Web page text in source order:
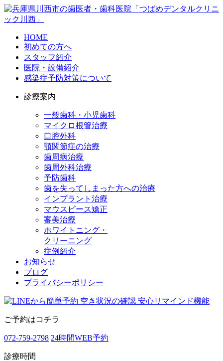
HOME
初めての方へ
スタッフ紹介
医院・設備紹介
感染症予防対策について
診療案内
一般歯科・小児歯科
マイクロ根管治療
口腔外科
顎関節症の治療
歯周病治療
歯周外科治療
予防歯科
歯を失ってしまった方への治療
インプラント治療
マウスピース矯正
審美治療
ホワイトニング・
クリーニング
症例紹介
お知らせ
ブログ
プライバシーポリシー
ご予約はコチラ
072-759-2798 24時間WEB予約
診療時間